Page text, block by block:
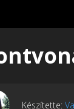
Készítette: